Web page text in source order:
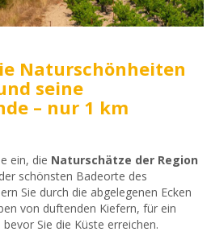
Naturschönheiten
seine
– nur 1 km
ein, die Naturschätze der Region
schönsten Badeorte des
Sie durch die abgelegenen Ecken
von duftenden Kiefern, für ein
Sie die Küste erreichen.